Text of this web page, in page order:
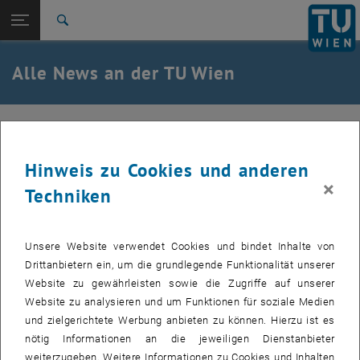
TU Login
Quicklinks
Quicklinks-Menü umschalten
Studium
Karriere
Alle News
Übersicht
Alle News an der TU Wien
Baufortschritt des Lehrtraktes am
Getreidemarkt
Der Neubau des Lehartraktes schreitet zügig voran. Es wird
schon während des Innenausbaues die Laboreinrichtung
aufgebaut.
Die Bilder zu diesem Eintrag sind erst nach Login sichtbar.
Hinweis zu Cookies und anderen
Techniken
×
Unsere Website verwendet Cookies und bindet Inhalte von
Drittanbietern ein, um die grundlegende Funktionalität unserer
Website zu gewährleisten sowie die Zugriffe auf unserer
Website zu analysieren und um Funktionen für soziale Medien
und zielgerichtete Werbung anbieten zu können. Hierzu ist es
nötig Informationen an die jeweiligen Dienstanbieter
weiterzugeben. Weitere Informationen zu Cookies und Inhalten